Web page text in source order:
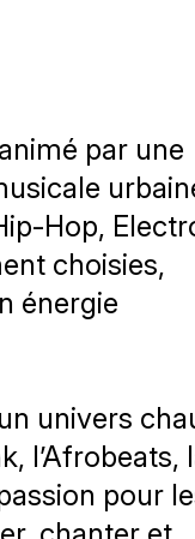
par une
Hop,
choisies,
énergie
univers
l’Afrobeats,
pour